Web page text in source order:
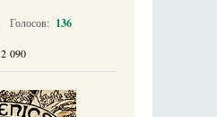
Голосов: 136
2 090